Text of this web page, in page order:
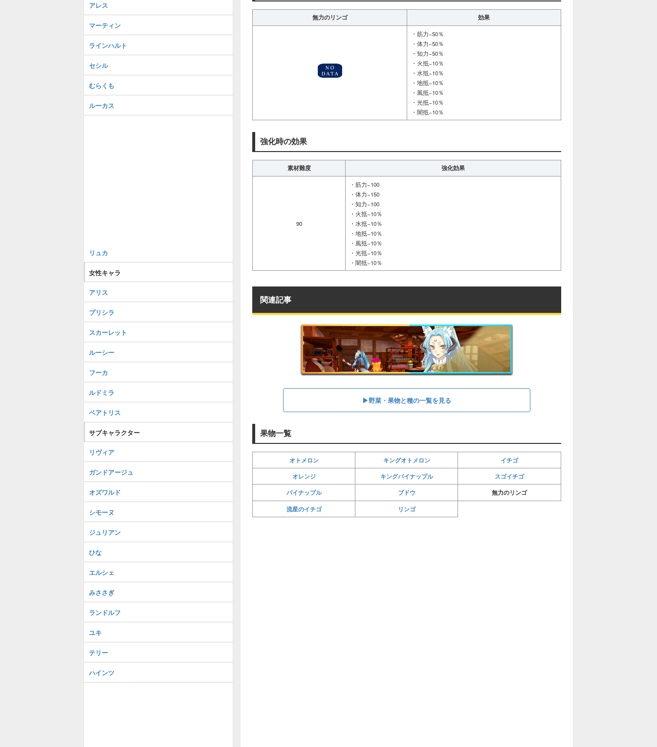
無力のリンゴ 効果
・筋力−50％
・体力−50％
・知力−50％
・火抵−10％
・水抵−10％
・地抵−10％
・風抵−10％
・光抵−10％
・闇抵−10％
強化時の効果
素材難度 強化効果
90
・筋力−100
・体力−150
・知力−100
・火抵−10％
・水抵−10％
・地抵−10％
・風抵−10％
・光抵−10％
・闇抵−10％
関連記事
▶野菜・果物と種の一覧を見る
果物一覧
オトメロン キングオトメロン
イチゴ
オレンジ
キングパイナップル
スゴイチゴ
パイナップル
ブドウ 無力のリンゴ
流星のイチゴ リンゴ
アレス
マーティン
ラインハルト
セシル
むらくも
ルーカス
リュカ
女性キャラ
アリス
プリシラ
スカーレット
ルーシー
フーカ
ルドミラ
ベアトリス
サブキャラクター
リヴィア
ガンドアージュ
オズワルド
シモーヌ
ジュリアン
ひな
エルシェ
みささぎ
ランドルフ
ユキ
テリー
ハインツ